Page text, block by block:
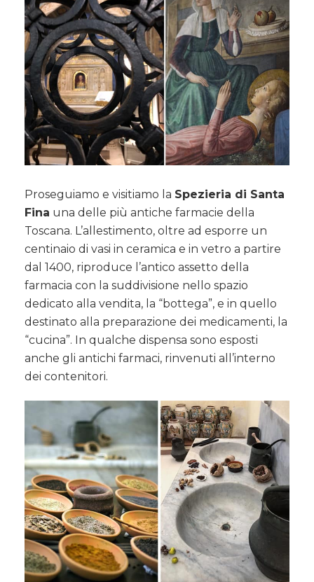
Proseguiamo e visitiamo la Spezieria di Santa
Fina una delle più antiche farmacie della
Toscana. L’allestimento, oltre ad esporre un
centinaio di vasi in ceramica e in vetro a partire
dal 1400, riproduce l’antico assetto della
farmacia con la suddivisione nello spazio
dedicato alla vendita, la “bottega”, e in quello
destinato alla preparazione dei medicamenti, la
“cucina”. In qualche dispensa sono esposti
anche gli antichi farmaci, rinvenuti all’interno
dei contenitori.